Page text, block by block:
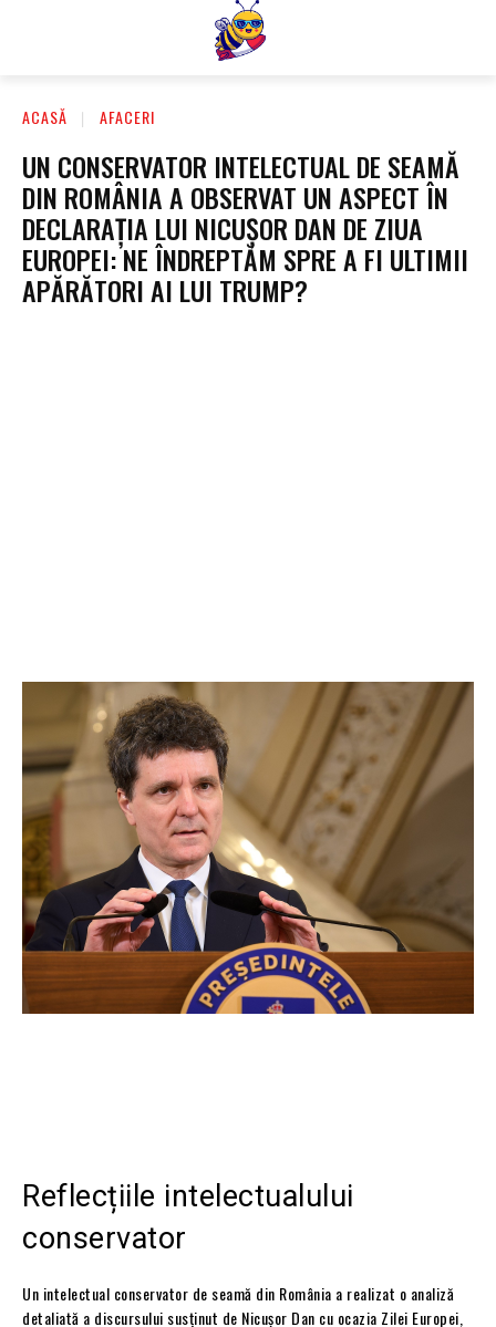
ACASĂ AFACERI
UN CONSERVATOR INTELECTUAL DE SEAMĂ
DIN ROMÂNIA A OBSERVAT UN ASPECT ÎN
DECLARAȚIA LUI NICUȘOR DAN DE ZIUA
EUROPEI: NE ÎNDREPTĂM SPRE A FI ULTIMII
APĂRĂTORI AI LUI TRUMP?
Reflecțiile intelectualului
conservator
Un intelectual conservator de seamă din România a realizat o analiză
detaliată a discursului susținut de Nicușor Dan cu ocazia Zilei Europei,